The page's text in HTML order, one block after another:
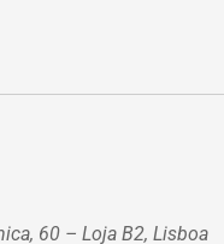
60 – Loja B2, Lisboa